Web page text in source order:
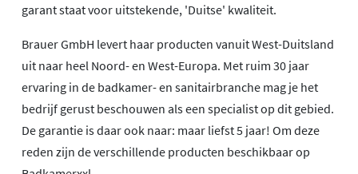
garant staat voor uitstekende, 'Duitse' kwaliteit.
Brauer GmbH levert haar producten vanuit West-Duitsland
uit naar heel Noord- en West-Europa. Met ruim 30 jaar
ervaring in de badkamer- en sanitairbranche mag je het
bedrijf gerust beschouwen als een specialist op dit gebied.
De garantie is daar ook naar: maar liefst 5 jaar! Om deze
reden zijn de verschillende producten beschikbaar op